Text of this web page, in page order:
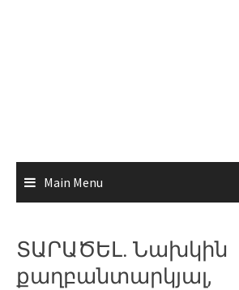
Main Menu
ՏԱՐԱԾԵԼ. Նախկին
քաղբանտարկյալ,